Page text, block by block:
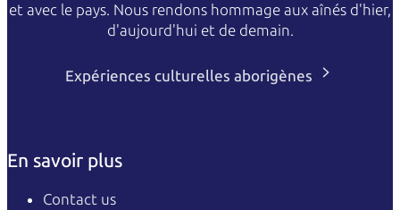
et avec le pays. Nous rendons hommage aux aînés d'hier,
d'aujourd'hui et de demain.
Expériences culturelles aborigènes
En savoir plus
Contact us